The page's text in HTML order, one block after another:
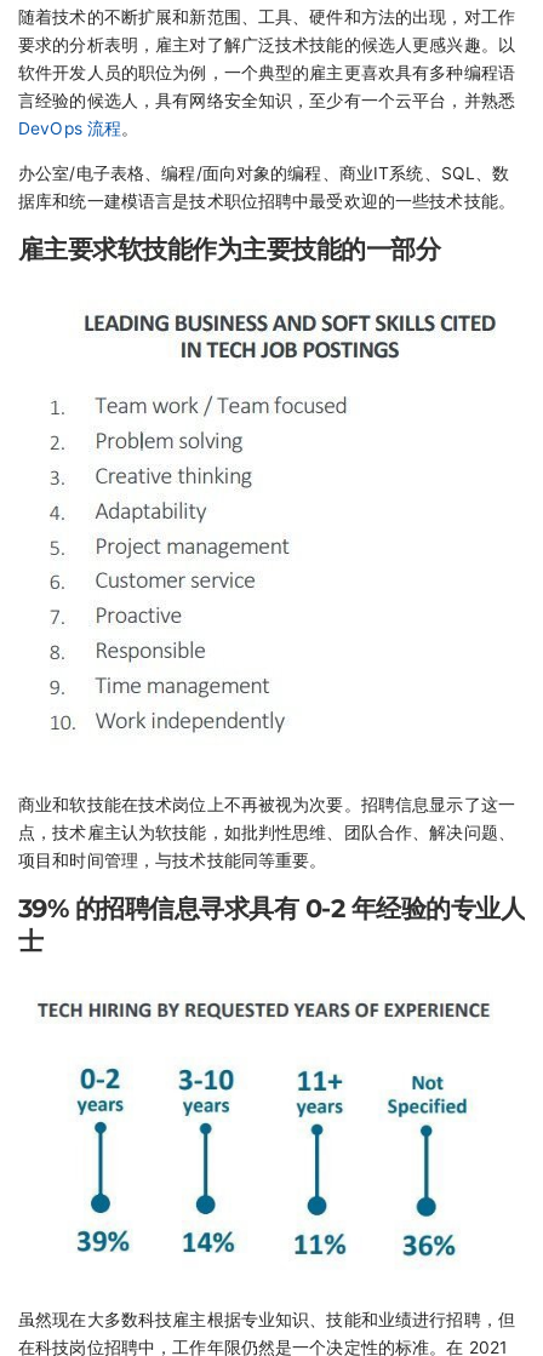
随着技术的不断扩展和新范围、工具、硬件和方法的出现，对工作
要求的分析表明，雇主对了解广泛技术技能的候选人更感兴趣。以
软件开发人员的职位为例，一个典型的雇主更喜欢具有多种编程语
言经验的候选人，具有网络安全知识，至少有一个云平台，并熟悉
DevOps 流程。
办公室/电子表格、编程/面向对象的编程、商业IT系统、SQL、数
据库和统一建模语言是技术职位招聘中最受欢迎的一些技术技能。
雇主要求软技能作为主要技能的一部分
商业和软技能在技术岗位上不再被视为次要。招聘信息显示了这一
点，技术雇主认为软技能，如批判性思维、团队合作、解决问题、
项目和时间管理，与技术技能同等重要。
39% 的招聘信息寻求具有 0-2 年经验的专业人
士
虽然现在大多数科技雇主根据专业知识、技能和业绩进行招聘，但
在科技岗位招聘中，工作年限仍然是一个决定性的标准。在 2021